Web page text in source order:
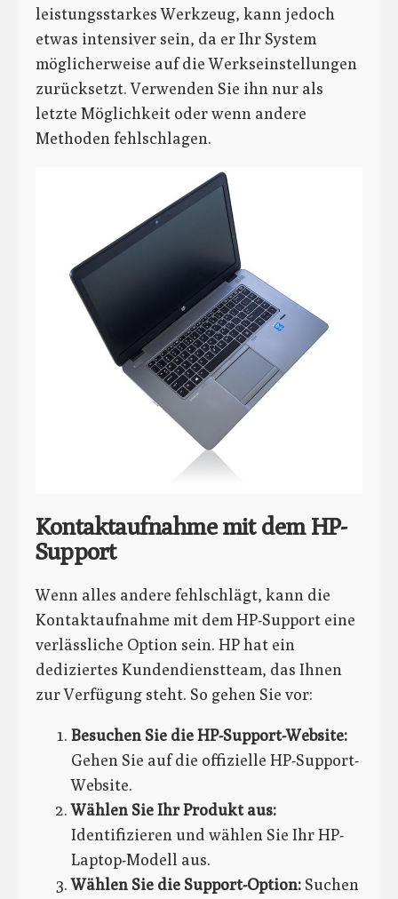
leistungsstarkes Werkzeug, kann jedoch
etwas intensiver sein, da er Ihr System
möglicherweise auf die Werkseinstellungen
zurücksetzt. Verwenden Sie ihn nur als
letzte Möglichkeit oder wenn andere
Methoden fehlschlagen.
Kontaktaufnahme mit dem HP-
Support
Wenn alles andere fehlschlägt, kann die
Kontaktaufnahme mit dem HP-Support eine
verlässliche Option sein. HP hat ein
dediziertes Kundendienstteam, das Ihnen
zur Verfügung steht. So gehen Sie vor:
Besuchen Sie die HP-Support-Website:
Gehen Sie auf die offizielle HP-Support-
Website.
Wählen Sie Ihr Produkt aus:
Identifizieren und wählen Sie Ihr HP-
Laptop-Modell aus.
Wählen Sie die Support-Option: Suchen